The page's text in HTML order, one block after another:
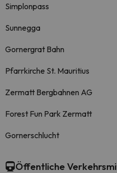
Simplonpass
Sunnegga
Gornergrat Bahn
Pfarrkirche St. Mauritius
Zermatt Bergbahnen AG
Forest Fun Park Zermatt
Gornerschlucht
Öffentliche